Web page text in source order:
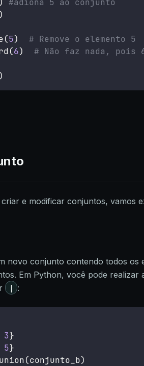
#adiona 5 ao conjunto
5) # Remove o elemento 5
6) # Não faz nada, pois
e modificar conjuntos, vamos
novo conjunto contendo todos os
Em Python, você pode realizar
| :
3}
5}